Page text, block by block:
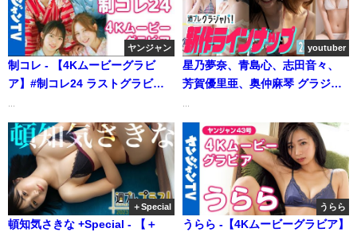
ヤンジャン
制コレ - 【4Kムービーグラビ
ア】#制コレ24 ラストグラビ
まり！爽やかで仲良しでエモく
て青春すぎる撮影に最高画質で
没入密着！【メイキング】 (Mar
26, 2026) | ヤンジャンTV【集英
社ヤングジャンプ公式】さんよ
り
youtuber
星乃夢奈、青島心、志田音々、
芳賀優里亜、奥仲麻琴 グラジャ
ーイ公式】さんより
＋Special
頓知気さきな +Special - 【＋
うらら
うらら -【4Kムービーグラビア】